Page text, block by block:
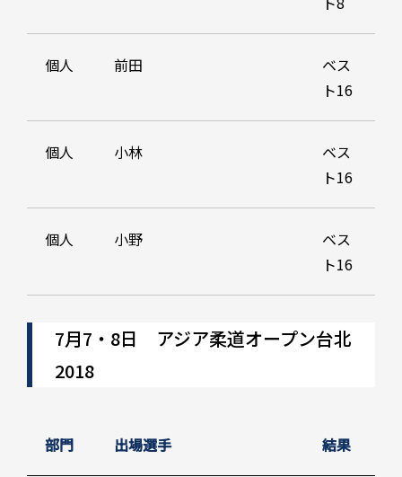
個人 前田
ベス
ト16
個人 小林
ベス
ト16
個人 小野
ベス
ト16
7月7・8日 アジア柔道オープン台北
2018
部門 出場選手 結果